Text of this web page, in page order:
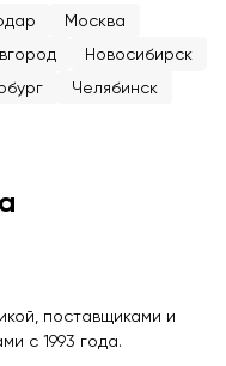
Москва
Новосибирск
Челябинск
поставщиками и
с 1993 года.